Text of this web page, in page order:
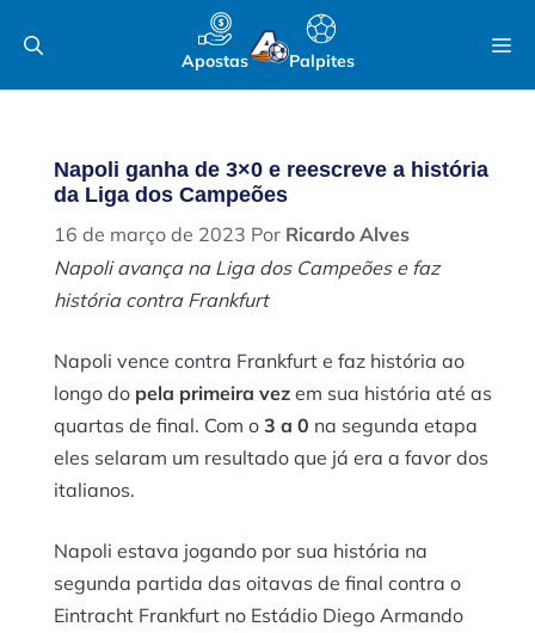
para
Apostas Palpites
Napoli ganha de 3×0 e reescreve a história
da Liga dos Campeões
16 de março de 2023 Por Ricardo Alves
Napoli avança na Liga dos Campeões e faz
história contra Frankfurt
Napoli vence contra Frankfurt e faz história ao
longo do pela primeira vez em sua história até as
quartas de final. Com o 3 a 0 na segunda etapa
eles selaram um resultado que já era a favor dos
italianos.
Napoli estava jogando por sua história na
segunda partida das oitavas de final contra o
Eintracht Frankfurt no Estádio Diego Armando